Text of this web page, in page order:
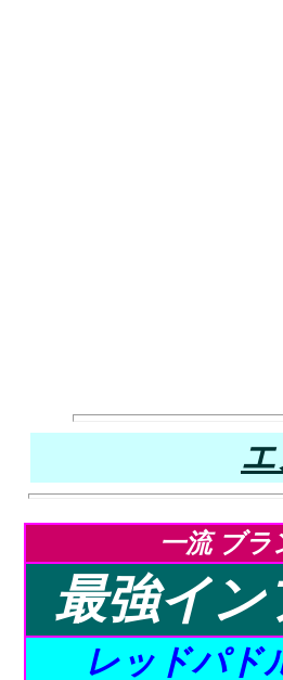
一流 ブラ
最強イン
レッドパド